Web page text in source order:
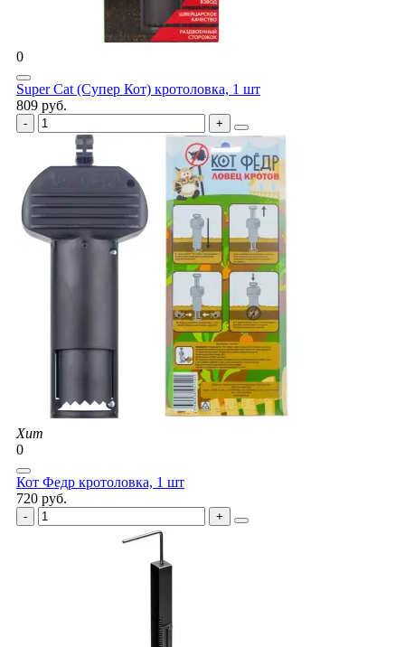
0
Super Cat (Супер Кот) кротоловка, 1 шт
809 руб.
Хит
0
Кот Федр кротоловка, 1 шт
720 руб.